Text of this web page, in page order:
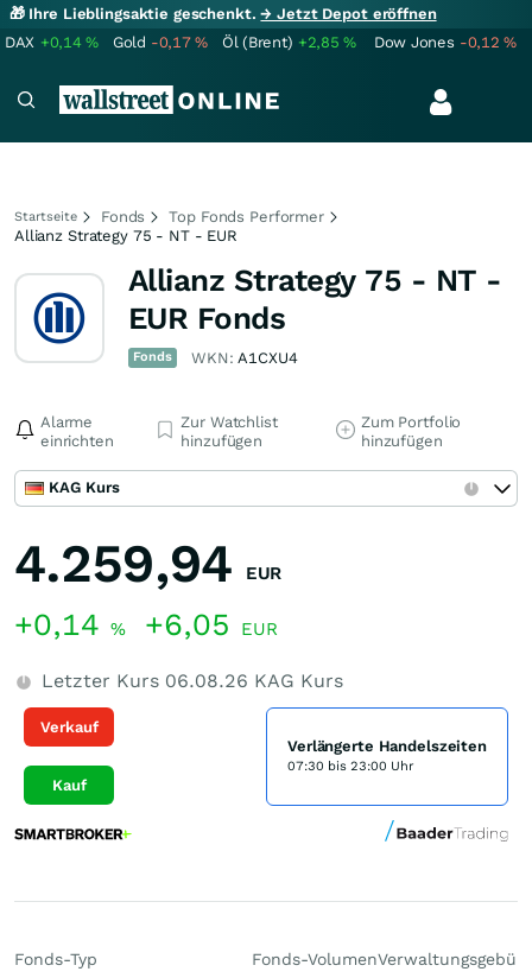
🎁 Ihre Lieblingsaktie geschenkt.→ Jetzt Depot eröffnen
DAX +0,14% Gold -0,17% Öl (Brent) +2,85% Dow Jones -0,12%
Startseite Fonds
Top Fonds Performer
Allianz Strategy 75 - NT - EUR
Allianz Strategy 75 - NT -
EUR Fonds
Fonds WKN:A1CXU4
Alarme
einrichten
Zur Watchlist
hinzufügen
Zum Portfolio
hinzufügen
KAG Kurs
4.259,94 EUR
+0,14 % +6,05 EUR
Letzter Kurs 06.08.26 KAG Kurs
Verkauf
Kauf
Verlängerte Handelszeiten
07:30 bis 23:00 Uhr
Fonds-Typ Fonds-Volumen